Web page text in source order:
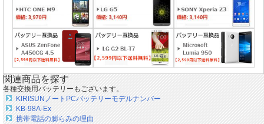
関連商品を探す
各種交換用バッテリーもございます。
KIRISUNノートPCバッテリーモデルナンバー
KB-98A-Ex
携帯電話の膨らみの理由